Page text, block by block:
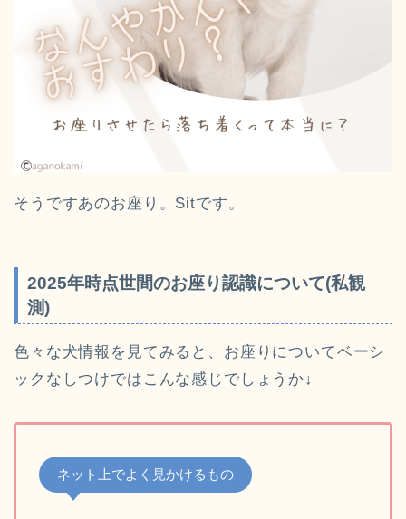
そうですあのお座り。Sitです。
2025年時点世間のお座り認識について(私観
測)
色々な犬情報を見てみると、お座りについてベーシ
ックなしつけではこんな感じでしょうか↓
ネット上でよく見かけるもの